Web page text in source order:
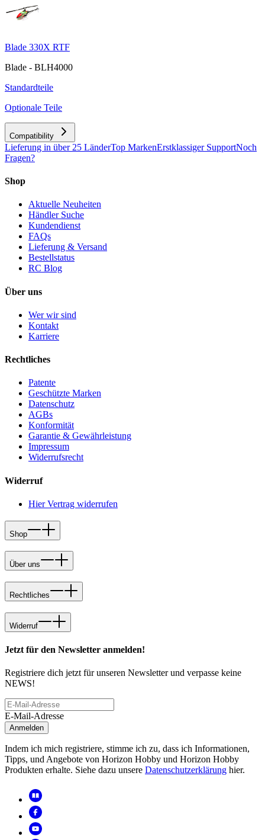
Blade 330X RTF
Blade - BLH4000
Standardteile
Optionale Teile
Compatibility
Lieferung in über 25 LänderTop MarkenErstklassiger SupportNoch
Fragen?
Shop
Aktuelle Neuheiten
Händler Suche
Kundendienst
FAQs
Lieferung & Versand
Bestellstatus
RC Blog
Über uns
Wer wir sind
Kontakt
Karriere
Rechtliches
Patente
Geschützte Marken
Datenschutz
AGBs
Konformität
Garantie & Gewährleistung
Impressum
Widerrufsrecht
Widerruf
Hier Vertrag widerrufen
Shop
Über uns
Rechtliches
Widerruf
Jetzt für den Newsletter anmelden!
Registriere dich jetzt für unseren Newsletter und verpasse keine
NEWS!
E-Mail-Adresse
Anmelden
Indem ich mich registriere, stimme ich zu, dass ich Informationen,
Tipps, und Angebote von Horizon Hobby und Horizon Hobby
Produkten erhalte. Siehe dazu unsere Datenschutzerklärung hier.